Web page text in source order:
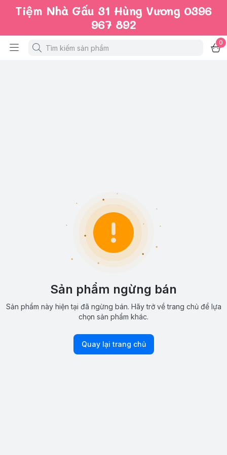
Tiệm Nhà Gấu 31 Hùng Vương 0396
967 892
0
Sản phẩm ngừng bán
Sản phẩm này hiện tại đã ngừng bán. Hãy trở về trang chủ để lựa
chọn sản phẩm khác.
Quay lại trang chủ